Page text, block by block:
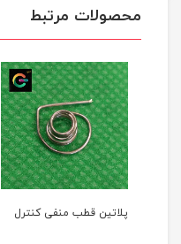
محصولات مرتبط
پلاتین قطب منفی کنترل